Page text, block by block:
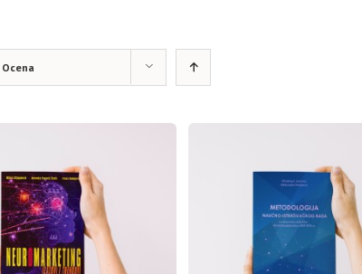
Ocena